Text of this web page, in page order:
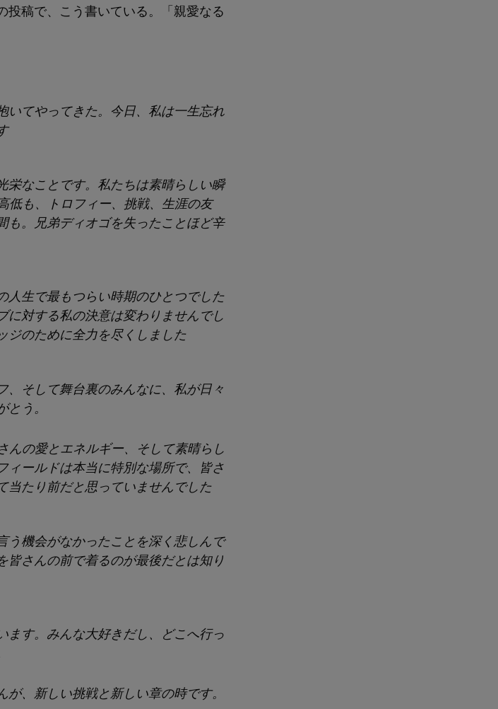
投稿で、こう書いている。「親愛なる
いてやってきた。今日、私は一生忘れ
栄なことです。私たちは素晴らしい瞬
低も、トロフィー、挑戦、生涯の友
も。兄弟ディオゴを失ったことほど辛
人生で最もつらい時期のひとつでした
に対する私の決意は変わりませんでし
ジのために全力を尽くしました
、そして舞台裏のみんなに、私が日々
う。
んの愛とエネルギー、そして素晴らし
ィールドは本当に特別な場所で、皆さ
当たり前だと思っていませんでした
う機会がなかったことを深く悲しんで
皆さんの前で着るのが最後だとは知り
ます。みんな大好きだし、どこへ行っ
、新しい挑戦と新しい章の時です。